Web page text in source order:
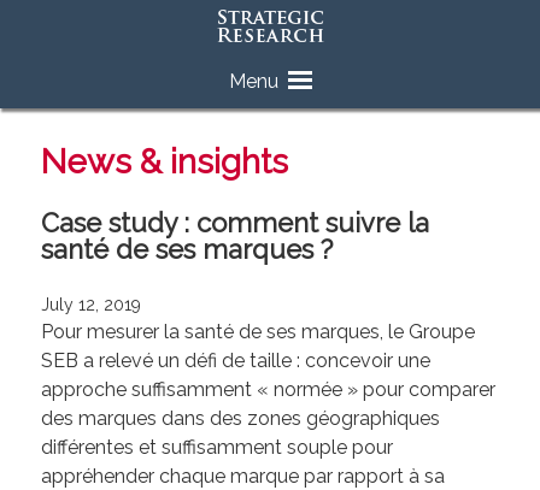
Menu
Skip
to
News & insights
Case study : comment suivre la
santé de ses marques ?
July 12, 2019
Pour mesurer la santé de ses marques, le Groupe
SEB a relevé un défi de taille : concevoir une
approche suffisamment « normée » pour comparer
des marques dans des zones géographiques
différentes et suffisamment souple pour
appréhender chaque marque par rapport à sa